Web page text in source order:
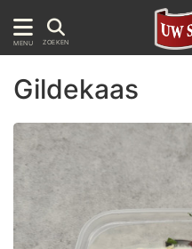
MENU ZOEKEN
Gildekaas